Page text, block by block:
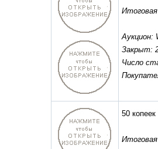
Аукцион:
Закрыт:
Число
50 копеек